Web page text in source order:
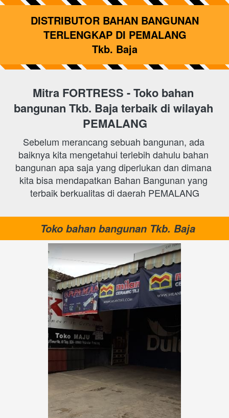
TERLENGKAP DI PEMALANG
Tkb. Baja
Mitra FORTRESS - Toko bahan
bangunan Tkb. Baja terbaik di wilayah
PEMALANG
Sebelum merancang sebuah bangunan, ada
baiknya kita mengetahui terlebih dahulu bahan
bangunan apa saja yang diperlukan dan dimana
kita bisa mendapatkan Bahan Bangunan yang
terbaik berkualitas di daerah PEMALANG
Toko bahan bangunan Tkb. Baja